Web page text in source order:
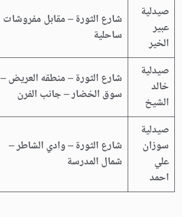
صيدلية
عبير
الخير
شارع الثورة – مقابل مفروشات
ساحلية
صيدلية
خالد
الشيخ
شارع الثورة – منطقه العريض –
سوق الخضار – جانب الفرن
صيدلية
سوزان
علي
احمد
شارع الثورة – وادي الشاطر –
شمال المدرسة